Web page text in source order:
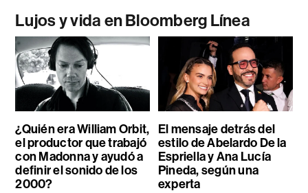
Lujos y vida en Bloomberg Línea
¿Quién era William Orbit,
el productor que trabajó
con Madonna y ayudó a
definir el sonido de los
2000?
El mensaje detrás del
estilo de Abelardo De la
Espriella y Ana Lucía
Pineda, según una
experta